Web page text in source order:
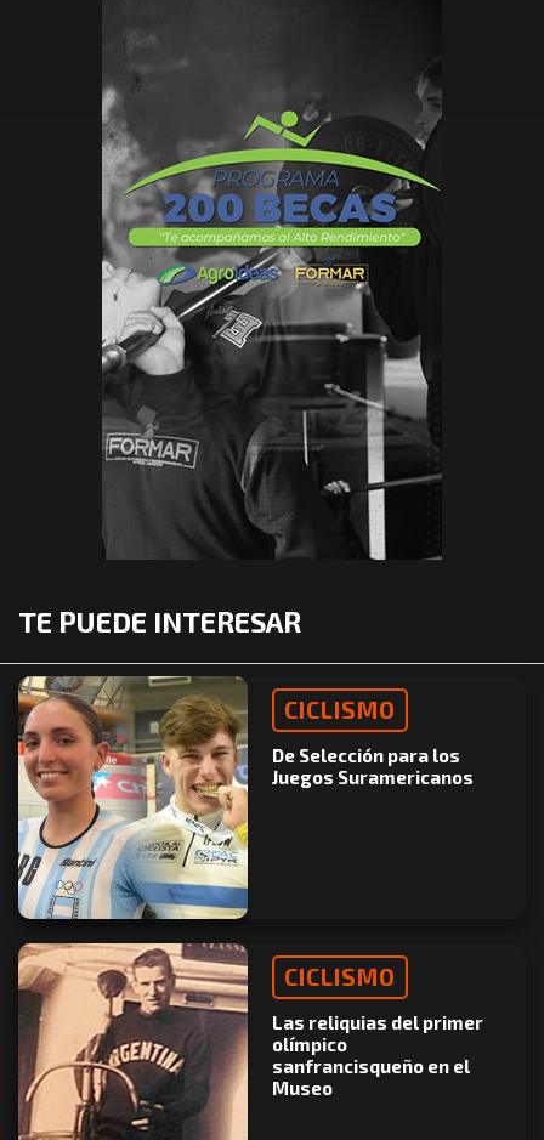
TE PUEDE INTERESAR
CICLISMO
De Selección para los
Juegos Suramericanos
CICLISMO
Las reliquias del primer
olímpico
sanfrancisqueño en el
Museo